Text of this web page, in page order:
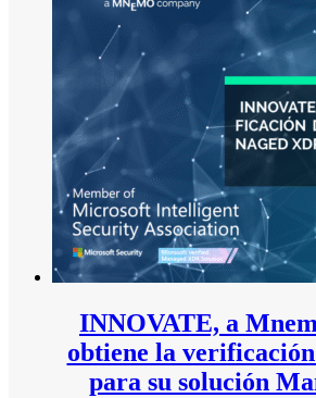
INNOVATE, a
obtiene la
para su solución